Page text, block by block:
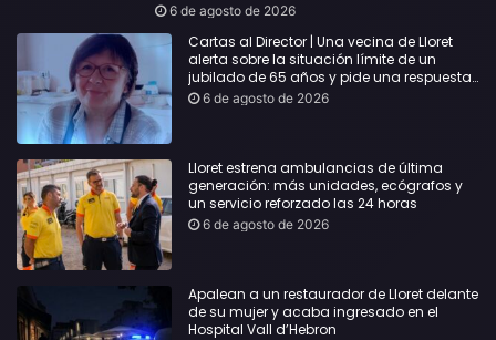
6 de agosto de 2026
Cartas al Director | Una vecina de Lloret
alerta sobre la situación límite de un
jubilado de 65 años y pide una respuesta
urgente
6 de agosto de 2026
Lloret estrena ambulancias de última
generación: más unidades, ecógrafos y
un servicio reforzado las 24 horas
6 de agosto de 2026
Apalean a un restaurador de Lloret delante
de su mujer y acaba ingresado en el
Hospital Vall d’Hebron